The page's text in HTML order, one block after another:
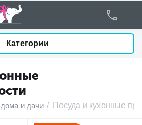
Категории
и дачи / Посуда и кухонные